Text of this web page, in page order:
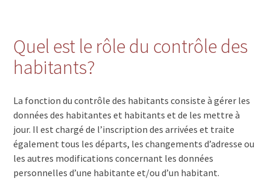
Quel est le rôle du contrôle des
habitants?
La fonction du contrôle des habitants consiste à gérer les
données des habitantes et habitants et de les mettre à
jour. Il est chargé de l’inscription des arrivées et traite
également tous les départs, les changements d’adresse ou
les autres modifications concernant les données
personnelles d’une habitante et/ou d’un habitant.